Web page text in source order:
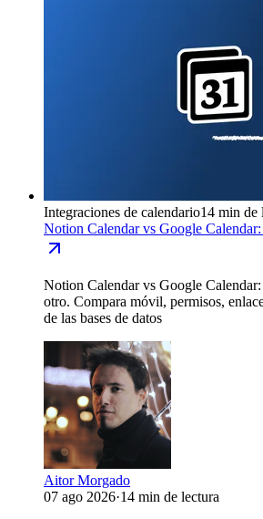
Integraciones de calendario14 min de
Notion Calendar vs Google
Notion Calendar vs Google
otro. Compara móvil, permisos,
de las bases de datos
Aitor Morgado
07 ago 2026·14 min de lectura